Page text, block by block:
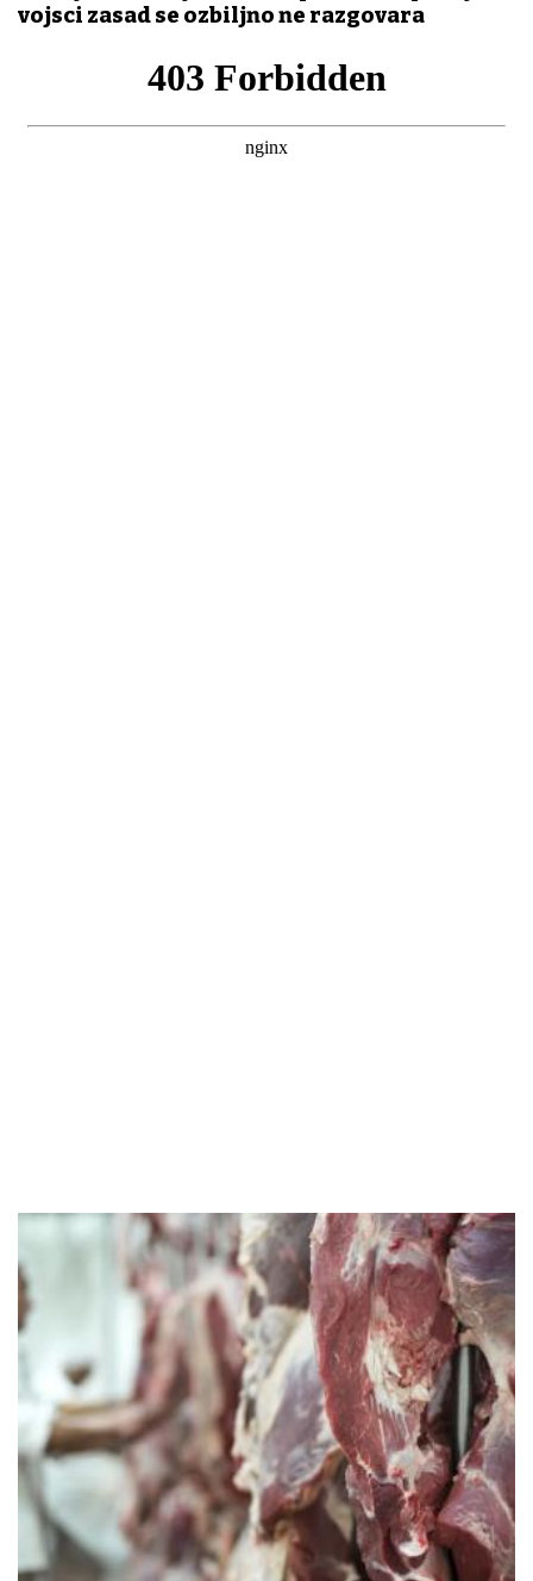
vojsci zasad se ozbiljno ne razgovara